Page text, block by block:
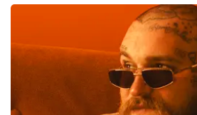
laatste 30 minuten
BESTEL NU